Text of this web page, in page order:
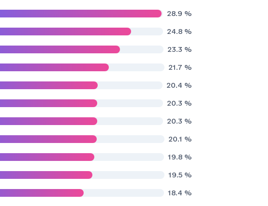
28.9 %
24.8 %
23.3 %
21.7 %
20.4 %
20.3 %
20.3 %
20.1 %
19.8 %
19.5 %
18.4 %